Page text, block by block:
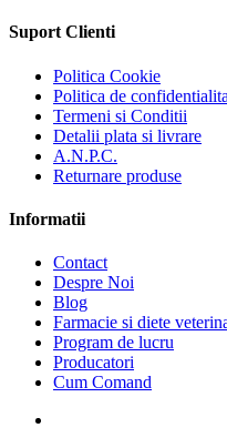
Suport Clienti
Politica Cookie
Politica de
Termeni si Conditii
Detalii plata si livrare
A.N.P.C.
Returnare produse
Informatii
Contact
Despre Noi
Blog
Farmacie si diete
Program de lucru
Producatori
Cum Comand